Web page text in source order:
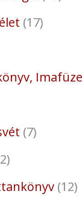
17
7
2
12